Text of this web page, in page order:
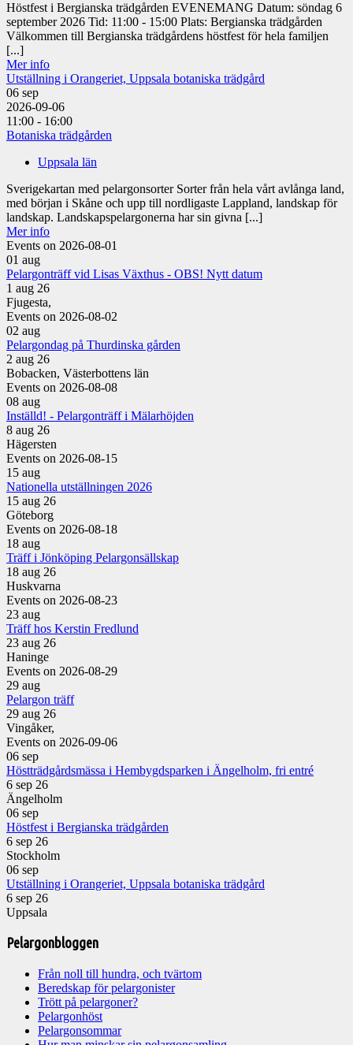
Höstfest i Bergianska trädgården EVENEMANG Datum: söndag 6
september 2026 Tid: 11:00 - 15:00 Plats: Bergianska trädgården
Välkommen till Bergianska trädgårdens höstfest för hela familjen
[...]
Mer info
Utställning i Orangeriet, Uppsala botaniska trädgård
06 sep
2026-09-06
11:00 - 16:00
Botaniska trädgården
Uppsala län
Sverigekartan med pelargonsorter Sorter från hela vårt avlånga land,
med början i Skåne och upp till nordligaste Lappland, landskap för
landskap. Landskapspelargonerna har sin givna [...]
Mer info
Events on 2026-08-01
01 aug
Pelargonträff vid Lisas Växthus - OBS! Nytt datum
1 aug 26
Fjugesta,
Events on 2026-08-02
02 aug
Pelargondag på Thurdinska gården
2 aug 26
Bobacken, Västerbottens län
Events on 2026-08-08
08 aug
Inställd! - Pelargonträff i Mälarhöjden
8 aug 26
Hägersten
Events on 2026-08-15
15 aug
Nationella utställningen 2026
15 aug 26
Göteborg
Events on 2026-08-18
18 aug
Träff i Jönköping Pelargonsällskap
18 aug 26
Huskvarna
Events on 2026-08-23
23 aug
Träff hos Kerstin Fredlund
23 aug 26
Haninge
Events on 2026-08-29
29 aug
Pelargon träff
29 aug 26
Vingåker,
Events on 2026-09-06
06 sep
Höstträdgårdsmässa i Hembygdsparken i Ängelholm, fri entré
6 sep 26
Ängelholm
06 sep
Höstfest i Bergianska trädgården
6 sep 26
Stockholm
06 sep
Utställning i Orangeriet, Uppsala botaniska trädgård
6 sep 26
Uppsala
Pelargonbloggen
Från noll till hundra, och tvärtom
Beredskap för pelargonister
Trött på pelargoner?
Pelargonhöst
Pelargonsommar